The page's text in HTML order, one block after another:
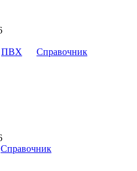
ПВХ Справочник
Справочник